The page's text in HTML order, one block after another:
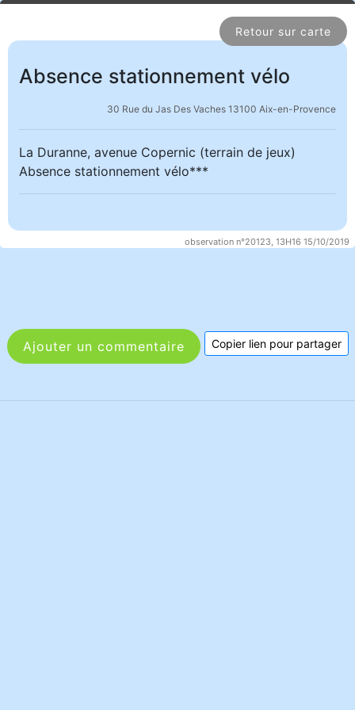
Retour sur carte
observation n°20123, 13H16 15/10/2019
Absence stationnement vélo
30 Rue du Jas Des Vaches 13100 Aix-en-Provence
La Duranne, avenue Copernic (terrain de jeux)
Absence stationnement vélo***
Ajouter un commentaire Copier lien pour partager